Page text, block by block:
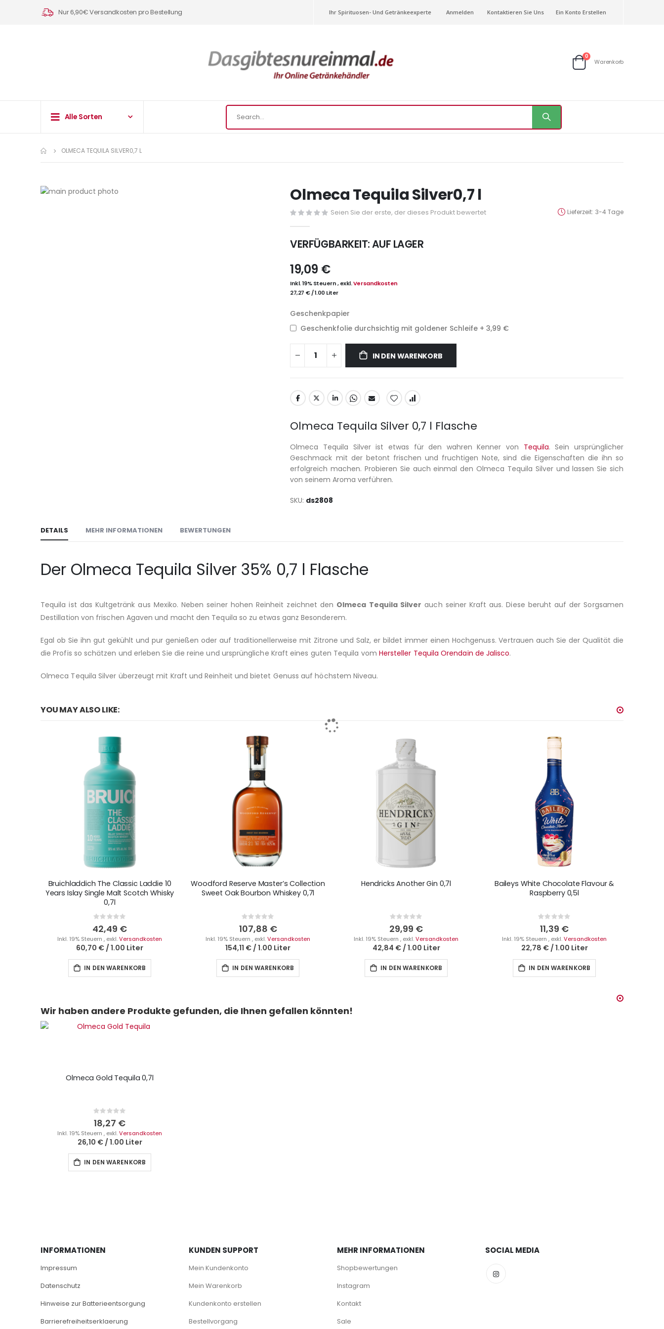
Nur 6,90€ Versandkosten pro Bestellung Ihr Spirituosen- Und Getränkeexperte Anmelden Kontaktieren Sie Uns Ein Konto Erstellen
Warenkorb
0Artikel
Warenkorb
Alle Sorten
OLMECA TEQUILA SILVER0,7 L
Zum
Olmeca Tequila Silver0,7 l
Lieferzeit 3-4 Tage
Seien Sie der erste, der dieses Produkt bewertet
VERFÜGBARKEIT:AUF LAGER
19,09 €
Inkl. 19% Steuern,exkl.Versandkosten
27,27 €/1.00 Liter
Geschenkpapier
Geschenkfolie durchsichtig mit goldener Schleife + 3,99 €
IN DEN WARENKORB
Olmeca Tequila Silver 0,7 l Flasche
Olmeca Tequila Silver ist etwas für den wahren Kenner von Tequila. Sein ursprünglicher
Geschmack mit der betont frischen und fruchtigen Note, sind die Eigenschaften die ihn so
erfolgreich machen. Probieren Sie auch einmal den Olmeca Tequila Silver und lassen Sie sich
von seinem Aroma verführen.
SKU ds2808
DETAILS
Der Olmeca Tequila Silver 35% 0,7 l Flasche
Tequila ist das Kultgetränk aus Mexiko. Neben seiner hohen Reinheit zeichnet den Olmeca Tequila Silver auch seiner Kraft aus. Diese beruht auf der Sorgsamen
Destillation von frischen Agaven und macht den Tequila so zu etwas ganz Besonderem.
Egal ob Sie ihn gut gekühlt und pur genießen oder auf traditionellerweise mit Zitrone und Salz, er bildet immer einen Hochgenuss. Vertrauen auch Sie der Qualität die
die Profis so schätzen und erleben Sie die reine und ursprüngliche Kraft eines guten Tequila vom Hersteller Tequila Orendain de Jalisco.
Olmeca Tequila Silver überzeugt mit Kraft und Reinheit und bietet Genuss auf höchstem Niveau.
MEHR INFORMATIONEN BEWERTUNGEN
YOU MAY ALSO LIKE:
Bruichladdich The Classic Laddie 10
Years Islay Single Malt Scotch Whisky
0,7l
Rating:
0%
42,49 €
Inkl. 19% Steuern , exkl.Versandkosten
60,70 € /1.00 Liter
IN DEN WARENKORB
Woodford Reserve Master’s Collection
Sweet Oak Bourbon Whiskey 0,7l
Rating:
0%
107,88 €
Inkl. 19% Steuern , exkl.Versandkosten
154,11 € /1.00 Liter
IN DEN WARENKORB
Hendricks Another Gin 0,7l
Rating:
0%
29,99 €
Inkl. 19% Steuern , exkl.Versandkosten
42,84 €/1.00 Liter
IN DEN WARENKORB
Baileys White Chocolate Flavour &
Raspberry 0,5l
Rating:
0%
11,39 €
Inkl. 19% Steuern , exkl.Versandkosten
22,78 €/1.00 Liter
IN DEN WARENKORB
Wir haben andere Produkte gefunden, die Ihnen gefallen könnten!
Olmeca Gold Tequila 0,7l
Rating:
0%
18,27 €
Inkl. 19% Steuern , exkl.Versandkosten
26,10 €/1.00 Liter
IN DEN WARENKORB
INFORMATIONEN
Impressum
Datenschutz
Hinweise zur Batterieentsorgung
Barrierefreiheitserklaerung
KUNDEN SUPPORT
Mein Kundenkonto
Mein Warenkorb
Kundenkonto erstellen
Bestellvorgang
MEHR INFORMATIONEN
Shopbewertungen
Instagram
Kontakt
Sale
SOCIAL MEDIA